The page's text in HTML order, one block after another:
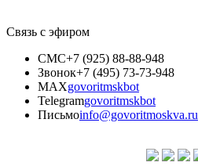
Связь с эфиром
СМС+7 (925) 88-88-948
Звонок+7 (495) 73-73-948
MAXgovoritmskbot
Telegramgovoritmskbot
Письмоinfo@govoritmoskva.ru